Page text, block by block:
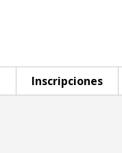
Inscripciones